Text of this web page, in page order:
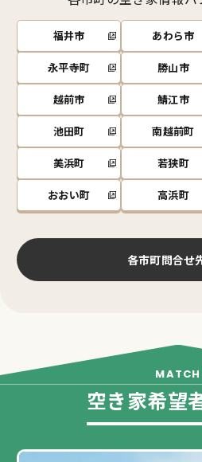
福井市 あわら市
永平寺町 勝山市
越前市 鯖江市
池田町 南越前町
美浜町 若狭町
おおい町 高浜町
各市町問合せ
空き家希望